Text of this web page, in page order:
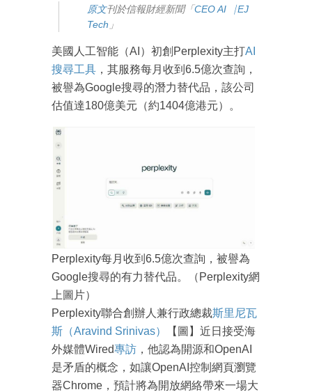
原文刊於信報財經新聞「CEO AI⎹ EJ
Tech 」
美國人工智能（AI）初創Perplexity主打AI
搜尋工具 ，其服務每月收到6.5億次查詢，
被譽為Google搜尋的潛力替代品，該公司
估值達180億美元（約1404億港元）。
Perplexity每月收到6.5億次查詢，被譽為
Google搜尋的有力替代品。（Perplexity網
上圖片）
Perplexity聯合創辦人兼行政總裁斯里尼瓦
斯（Aravind Srinivas）
【圖】近日接受海
外媒體Wired專訪 ，他認為開源和OpenAI
是矛盾的概念，如讓OpenAI控制網頁瀏覽
器Chrome，預計將為開放網絡帶來一場大